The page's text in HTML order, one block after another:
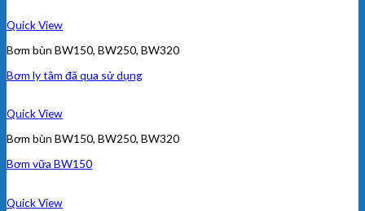
Quick View
Bơm bùn BW150, BW250, BW320
Bơm ly tâm đã qua sử dụng
Quick View
Bơm bùn BW150, BW250, BW320
Bơm vữa BW150
Quick View